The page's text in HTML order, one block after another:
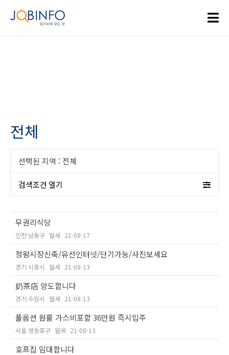
전체
선택된 지역 : 전체
검색조건 열기
무권리식당
인천 남동구 월세 21-08-17
정왕시장신축/유선인터넷/단기가능/사진보세요
경기 시흥시 월세 21-08-13
奶茶店 양도합니다
경기 수원시 월세 21-08-13
풀옵션 원룸 가스비포함 36만원 즉시입주
서울 영등포구 월세 21-08-13
호프집 임대합니다